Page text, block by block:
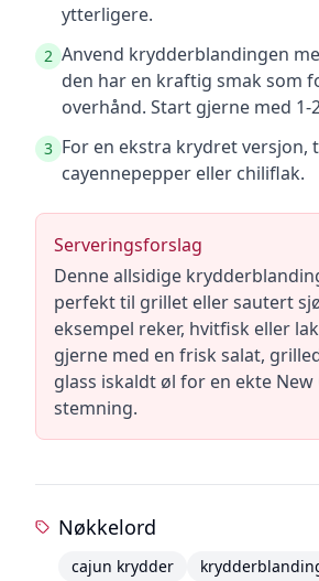
ytterligere.
2 Anvend krydderblandingen
den har en kraftig smak som
overhånd. Start gjerne med 1-
3 For en ekstra krydret versjon,
cayennepepper eller chiliflak.
Serveringsforslag
Denne allsidige
perfekt til grillet eller sautert
eksempel reker, hvitfisk eller
gjerne med en frisk salat,
glass iskaldt øl for en ekte New
stemning.
Nøkkelord
cajun krydder